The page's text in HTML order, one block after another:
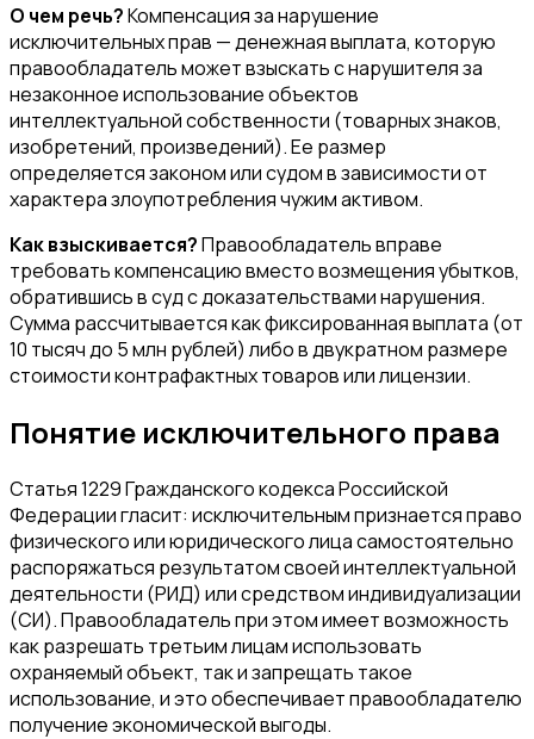
О чем речь?Компенсация за нарушение
исключительных прав — денежная выплата, которую
правообладатель может взыскать с нарушителя за
незаконное использование объектов
интеллектуальной собственности (товарных знаков,
изобретений, произведений). Ее размер
определяется законом или судом в зависимости от
характера злоупотребления чужим активом.
Как взыскивается?Правообладатель вправе
требовать компенсацию вместо возмещения убытков,
обратившись в суд с доказательствами нарушения.
Сумма рассчитывается как фиксированная выплата (от
10 тысяч до 5 млн рублей) либо в двукратном размере
стоимости контрафактных товаров или лицензии.
Понятие исключительного права
Статья 1229 Гражданского кодекса Российской
Федерации гласит: исключительным признается право
физического или юридического лица самостоятельно
распоряжаться результатом своей интеллектуальной
деятельности (РИД) или средством индивидуализации
(СИ). Правообладатель при этом имеет возможность
как разрешать третьим лицам использовать
охраняемый объект, так и запрещать такое
использование, и это обеспечивает правообладателю
получение экономической выгоды.